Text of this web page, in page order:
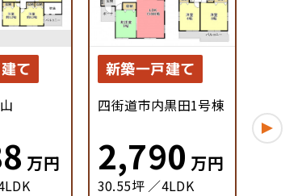
て
万円
新築一戸建て
四街道市内黒田1号棟
2,790 万円
30.55坪 4LDK